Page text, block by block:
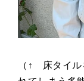
（↑ 床タイル